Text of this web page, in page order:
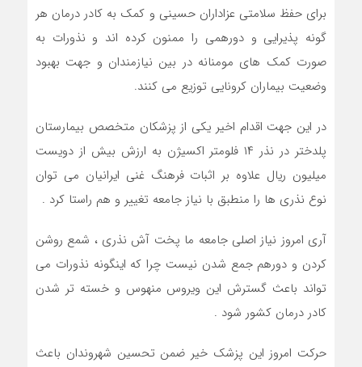
برای حفظ سلامتی عزاداران حسینی و کمک به کادر درمان هر
گونه پذیرایی و دورهمی را ممنون کرده اند و نذورات به
صورت کمک های مومنانه در بین نیازمندان و جهت بهبود
وضعیت بیماران کرونایی توزیع می کنند.
در این جهت اقدام اخیر یکی از پزشکان متخصص بیمارستان
پلدختر در نذر ۱۴ فلومتر اکسیژن به ارزش بیش از دویست
میلیون ریال علاوه بر اثبات فرهنگ غنی ایرانیان می توان
نوع نذری ها را منطبق با نیاز جامعه تغییر و هم راستا کرد .
آری امروز نیاز اصلی جامعه ما پخت آش نذری ، شمع روشن
کردن و دورهم جمع شدن نیست چرا که اینگونه نذورات می
تواند باعث گسترش این ویروس منهوس و خسته تر شدن
کادر درمان کشور شود .
حرکت امروز این پزشک خیر ضمن تحسین شهروندان باعث